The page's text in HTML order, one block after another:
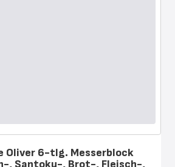
Oliver 6-tlg. Messerblock
, Santoku-, Brot-, Fleisch-,